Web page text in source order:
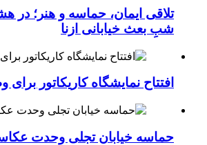
تلاقی ایمان، حماسه و هنر؛ در
شبِ بعث خیابانی ازنا
افتتاح نمایشگاه کاریکاتور برای
حماسه خیابان تجلی وحدت